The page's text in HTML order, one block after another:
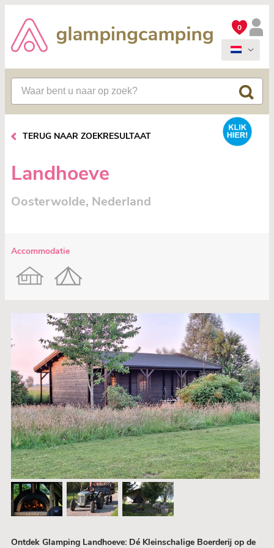
0
TERUG NAAR ZOEKRESULTAAT
Landhoeve
Oosterwolde, Nederland
Accommodatie
Ontdek Glamping Landhoeve: Dé Kleinschalige Boerderij op de